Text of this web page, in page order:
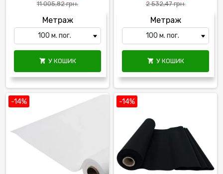
11 005,82 грн.
Метраж
 У КОШИК
2 532,47 грн.
Метраж
 У КОШИК
-14% -14%